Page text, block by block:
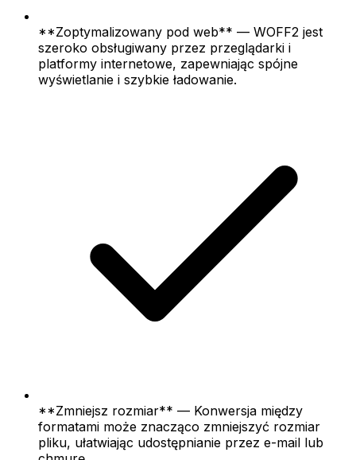
**Zoptymalizowany pod web** — WOFF2 jest
szeroko obsługiwany przez przeglądarki i
platformy internetowe, zapewniając spójne
wyświetlanie i szybkie ładowanie.
**Zmniejsz rozmiar** — Konwersja między
formatami może znacząco zmniejszyć rozmiar
pliku, ułatwiając udostępnianie przez e-mail lub